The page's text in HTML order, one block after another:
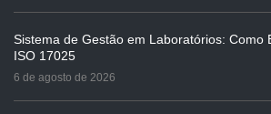
Sistema de Gestão em Laboratórios: Como
ISO 17025
6 de agosto de 2026